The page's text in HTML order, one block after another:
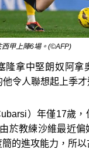
西甲上陣6場。(©AFP)
隆拿中堅朗奴阿拿
令人聯想起上季才
）年僅17歲
於教練沙維最近偏
的進攻能力，所